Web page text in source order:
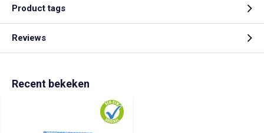
Product tags
Reviews
Recent bekeken